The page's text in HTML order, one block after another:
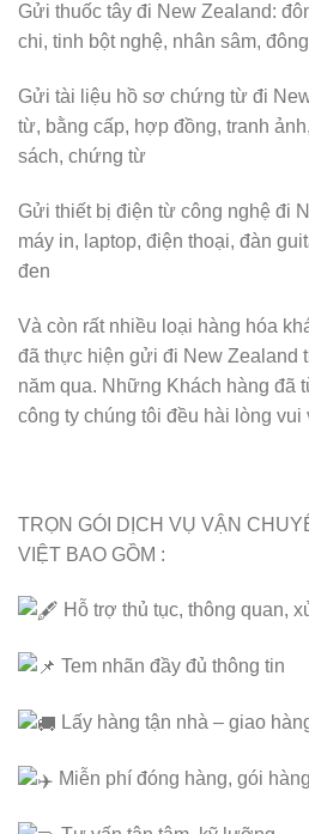
Gửi thuốc tây đi New Zealand:
chi, tinh bột nghệ, nhân sâm,
Gửi tài liệu hồ sơ chứng từ đi
từ, bằng cấp, hợp đồng, tranh
sách, chứng từ
Gửi thiết bị điện từ công nghệ đi
máy in, laptop, điện thoại, đàn
đen
Và còn rất nhiều loại hàng hóa
đã thực hiện gửi đi New Zealand
năm qua. Những Khách hàng đã
công ty chúng tôi đều hài lòng vui
TRỌN GÓI DỊCH VỤ VẬN
VIỆT BAO GỒM :
Hỗ trợ thủ tục, thông quan,
Tem nhãn đầy đủ thông tin
Lấy hàng tận nhà – giao
Miễn phí đóng hàng, gói